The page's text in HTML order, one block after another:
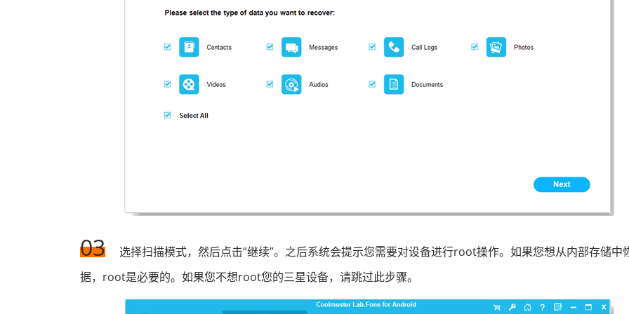
03
选择扫描模式，然后点击“继续”。之后系统会提示您需要对设备进行root操作。如果您想从内部存储中
据，root是必要的。如果您不想root您的三星设备，请跳过此步骤。